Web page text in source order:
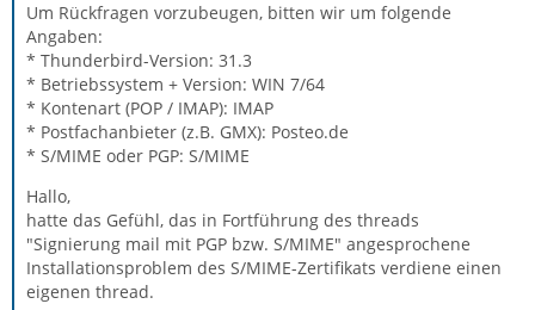
Um Rückfragen vorzubeugen, bitten wir um folgende
Angaben:
* Thunderbird-Version: 31.3
* Betriebssystem + Version: WIN 7/64
* Kontenart (POP / IMAP): IMAP
* Postfachanbieter (z.B. GMX): Posteo.de
* S/MIME oder PGP: S/MIME
Hallo,
hatte das Gefühl, das in Fortführung des threads
"Signierung mail mit PGP bzw. S/MIME" angesprochene
Installationsproblem des S/MIME-Zertifikats verdiene einen
eigenen thread.